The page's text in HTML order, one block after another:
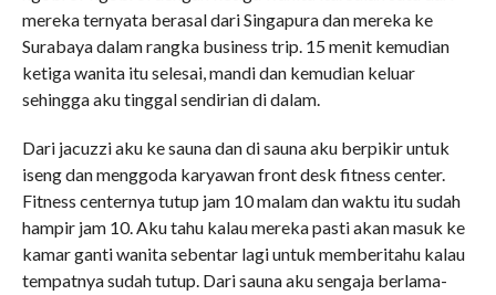
mereka ternyata berasal dari Singapura dan mereka ke
Surabaya dalam rangka business trip. 15 menit kemudian
ketiga wanita itu selesai, mandi dan kemudian keluar
sehingga aku tinggal sendirian di dalam.
Dari jacuzzi aku ke sauna dan di sauna aku berpikir untuk
iseng dan menggoda karyawan front desk fitness center.
Fitness centernya tutup jam 10 malam dan waktu itu sudah
hampir jam 10. Aku tahu kalau mereka pasti akan masuk ke
kamar ganti wanita sebentar lagi untuk memberitahu kalau
tempatnya sudah tutup. Dari sauna aku sengaja berlama-